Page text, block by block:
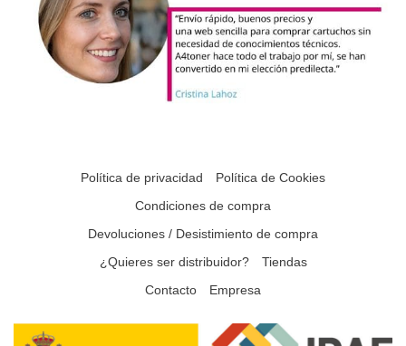
Política de privacidad
Política de Cookies
Condiciones de compra
Devoluciones / Desistimiento de compra
¿Quieres ser distribuidor?
Tiendas
Contacto
Empresa